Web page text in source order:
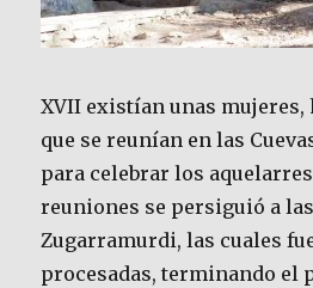
XVII existían unas mujeres,
que se reunían en las
para celebrar los
reuniones se persiguió a
Zugarramurdi, las cuales
procesadas, terminando el